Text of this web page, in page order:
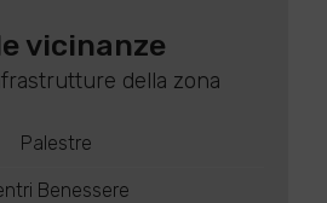
vicinanze
della zona
Palestre
Benessere